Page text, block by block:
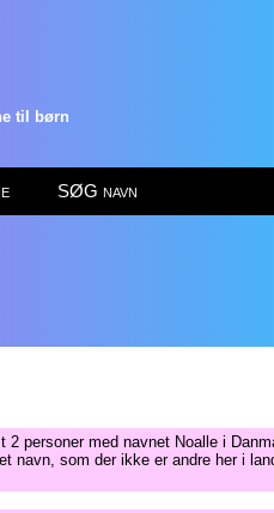
til børn
SØG navn
personer med navnet Noalle i
navn, som der ikke er andre her i